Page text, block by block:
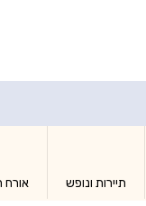
תיירות ונופש אורח